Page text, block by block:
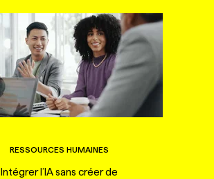
RESSOURCES HUMAINES
Intégrer l’IA sans créer de